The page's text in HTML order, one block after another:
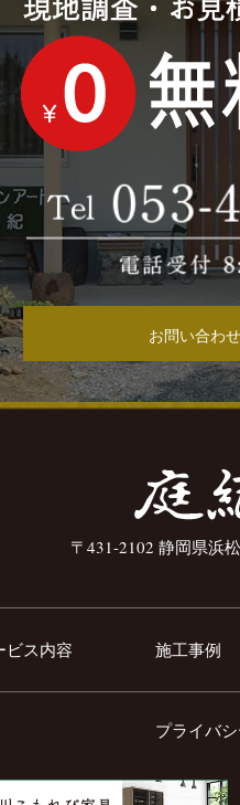
お問い合わ
〒431-2102 静岡県浜
ビス内容 施工事例
プライバ